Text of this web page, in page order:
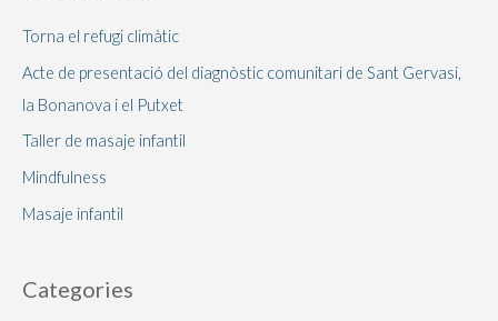
Torna el refugi climàtic
Acte de presentació del diagnòstic comunitari de Sant Gervasi,
la Bonanova i el Putxet
Taller de masaje infantil
Mindfulness
Masaje infantil
Categories